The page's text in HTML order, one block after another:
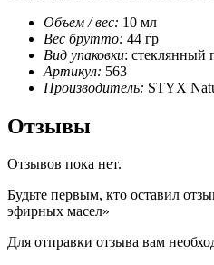
Объем / вес: 10 мл
Вес брутто: 44 гр
Вид упаковки: стеклянный
Артикул: 563
Производитель: STYX
Отзывы
Отзывов пока нет.
Будьте первым, кто оставил
эфирных масел»
Для отправки отзыва вам